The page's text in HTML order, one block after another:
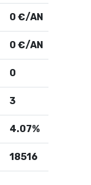
0 €/AN
0 €/AN
0
3
4.07%
18516